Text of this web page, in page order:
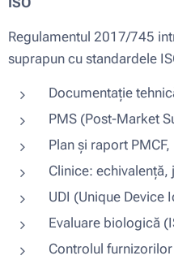
Regulamentul 2017/745
suprapun cu standardele
Documentație
PMS (Post-Market
Plan și raport PMCF,
Clinice:
UDI (Unique Device
Evaluare biologică
Controlul